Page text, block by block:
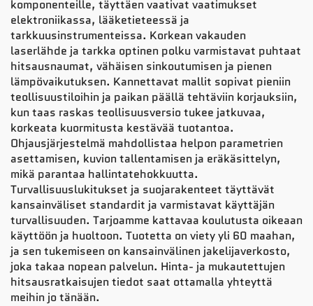
komponenteille, täyttäen vaativat vaatimukset
elektroniikassa, lääketieteessä ja
tarkkuusinstrumenteissa. Korkean vakauden
laserlähde ja tarkka optinen polku varmistavat puhtaat
hitsausnaumat, vähäisen sinkoutumisen ja pienen
lämpövaikutuksen. Kannettavat mallit sopivat pieniin
teollisuustiloihin ja paikan päällä tehtäviin korjauksiin,
kun taas raskas teollisuusversio tukee jatkuvaa,
korkeata kuormitusta kestävää tuotantoa.
Ohjausjärjestelmä mahdollistaa helpon parametrien
asettamisen, kuvion tallentamisen ja eräkäsittelyn,
mikä parantaa hallintatehokkuutta.
Turvallisuuslukitukset ja suojarakenteet täyttävät
kansainväliset standardit ja varmistavat käyttäjän
turvallisuuden. Tarjoamme kattavaa koulutusta oikeaan
käyttöön ja huoltoon. Tuotetta on viety yli 60 maahan,
ja sen tukemiseen on kansainvälinen jakelijaverkosto,
joka takaa nopean palvelun. Hinta- ja mukautettujen
hitsausratkaisujen tiedot saat ottamalla yhteyttä
meihin jo tänään.